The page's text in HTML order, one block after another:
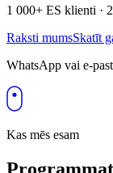
1 000+ ES klienti ·
Raksti mumsSkatīt
WhatsApp vai e-
Kas mēs esam